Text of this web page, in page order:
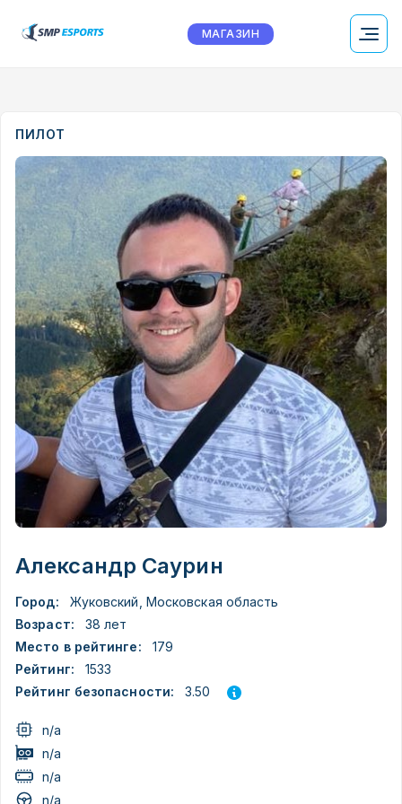
МАГАЗИН
ПИЛОТ
Александр Саурин
Город:
Жуковский, Московская область
Возраст:
38 лет
Место в рейтинге:
179
Рейтинг:
1533
Рейтинг безопасности:
3.50
n/a
n/a
n/a
n/a